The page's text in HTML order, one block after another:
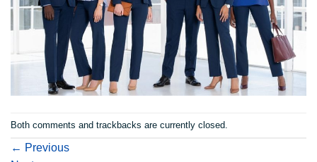
Both comments and trackbacks are currently closed.
← Previous